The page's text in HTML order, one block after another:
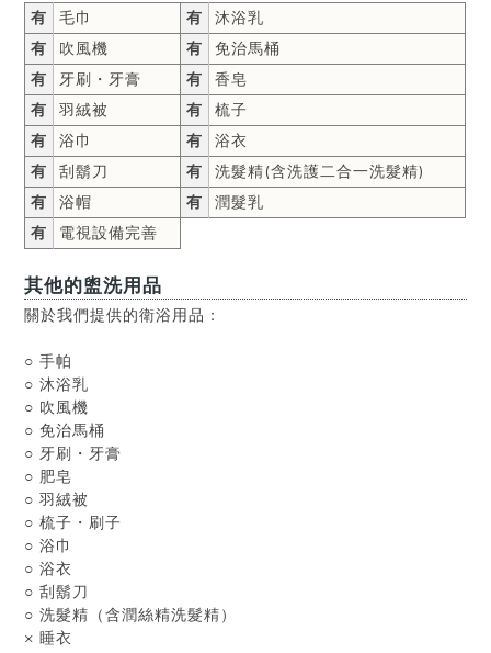
有 毛巾 有
沐浴乳
有
吹風機 有
免治馬桶
有
牙刷・牙膏 有
香皂
有
羽絨被 有
梳子
有
浴巾 有
浴衣
有
刮鬍刀 有
洗髮精(含洗護二合一洗髮精)
有
浴帽 有
潤髮乳
有
電視設備完善
其他的盥洗用品
關於我們提供的衛浴用品：
○ 手帕
○ 沐浴乳
○ 吹風機
○ 免治馬桶
○ 牙刷・牙膏
○ 肥皂
○ 羽絨被
○ 梳子・刷子
○ 浴巾
○ 浴衣
○ 刮鬍刀
○ 洗髮精（含潤絲精洗髮精）
× 睡衣